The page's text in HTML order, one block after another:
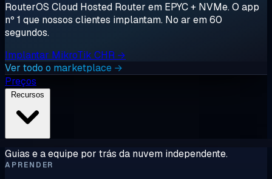
RouterOS Cloud Hosted Router em EPYC + NVMe. O app
nº 1 que nossos clientes implantam. No ar em 60
segundos.
Implantar MikroTik CHR →
Ver todo o marketplace →
Preços
Guias e a equipe por trás da nuvem independente.
APRENDER